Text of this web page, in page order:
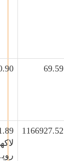
69.59
1166927.52